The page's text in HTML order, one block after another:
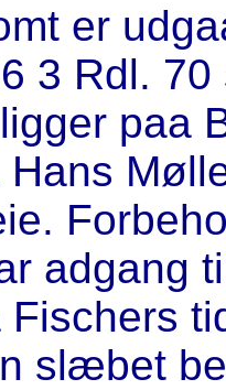
er
3 Rdl.
paa
adgang
slæbet